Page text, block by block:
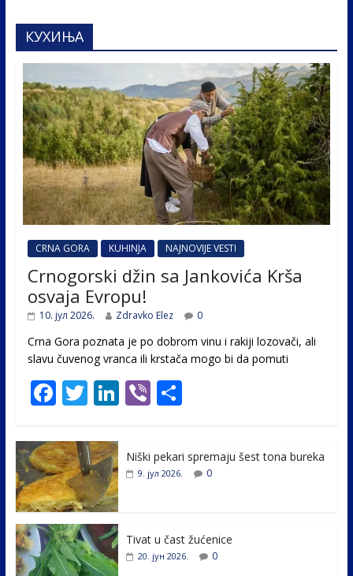
КУХИЊА
CRNA GORA KUHINJA NAJNOVIJE VESTI
Crnogorski džin sa Jankovića Krša
osvaja Evropu!
10. јул 2026. Zdravko Elez 0
Crna Gora poznata je po dobrom vinu i rakiji lozovači, ali
slavu čuvenog vranca ili krstača mogo bi da pomuti
F
e
b
o
o
k
T
itt
er
Li
e
Vi
er
S
e
Niški pekari spremaju šest tona bureka
9. јул 2026. 0
Tivat u čast žućenice
20. јун 2026. 0